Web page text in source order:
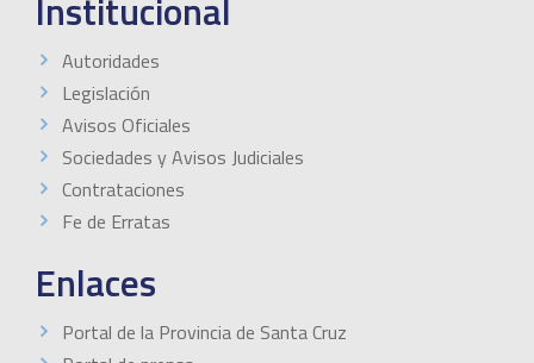
Institucional
Autoridades
Legislación
Avisos Oficiales
Sociedades y Avisos Judiciales
Contrataciones
Fe de Erratas
Enlaces
Portal de la Provincia de Santa Cruz